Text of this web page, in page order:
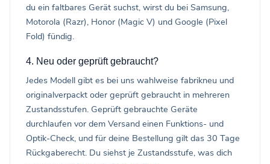
du ein faltbares Gerät suchst, wirst du bei Samsung,
Motorola (Razr), Honor (Magic V) und Google (Pixel
Fold) fündig.
4. Neu oder geprüft gebraucht?
Jedes Modell gibt es bei uns wahlweise fabrikneu und
originalverpackt oder geprüft gebraucht in mehreren
Zustandsstufen. Geprüft gebrauchte Geräte
durchlaufen vor dem Versand einen Funktions- und
Optik-Check, und für deine Bestellung gilt das 30 Tage
Rückgaberecht. Du siehst je Zustandsstufe, was dich